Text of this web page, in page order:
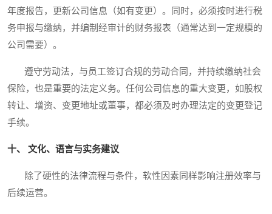
年度报告，更新公司信息（如有变更）。同时，必须按时进行税
务申报与缴纳，并编制经审计的财务报表（通常达到一定规模的
公司需要）。
遵守劳动法，与员工签订合规的劳动合同，并持续缴纳社会
保险，也是重要的法定义务。任何公司信息的重大变更，如股权
转让、增资、变更地址或董事，都必须及时办理法定的变更登记
手续。
十、 文化、语言与实务建议
除了硬性的法律流程与条件，软性因素同样影响注册效率与
后续运营。